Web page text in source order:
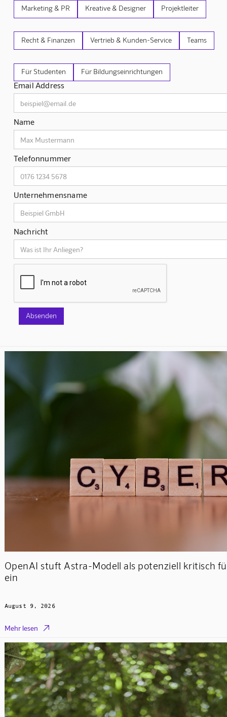
Marketing & PR Kreative & Designer Projektleiter
Recht & Finanzen Vertrieb & Kunden-Service Teams
Für Studenten Für Bildungseinrichtungen
Email Address
Name
Telefonnummer
Unternehmensname
Nachricht
OpenAI stuft Astra-Modell als potenziell kritisch
ein
August 9, 2026
Mehr lesen 